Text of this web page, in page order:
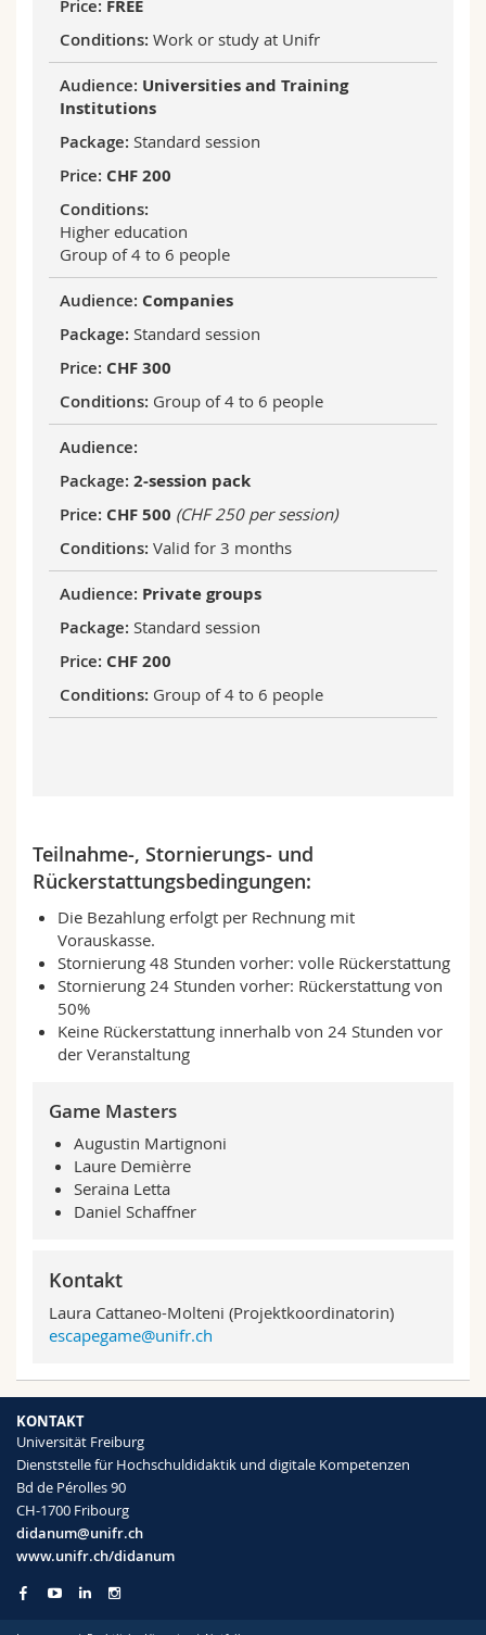
FREE
Work or study at Unifr
Universities and Training
Institutions
Standard session
CHF 200
Higher education
Group of 4 to 6 people
Companies
Standard session
CHF 300
Group of 4 to 6 people
2-session pack
CHF 500 (CHF 250 per session)
Valid for 3 months
Private groups
Standard session
CHF 200
Group of 4 to 6 people
Teilnahme-, Stornierungs- und
Rückerstattungsbedingungen:
Die Bezahlung erfolgt per Rechnung mit
Vorauskasse.
Stornierung 48 Stunden vorher: volle Rückerstattung
Stornierung 24 Stunden vorher: Rückerstattung von
50%
Keine Rückerstattung innerhalb von 24 Stunden vor
der Veranstaltung
Game Masters
Augustin Martignoni
Laure Demièrre
Seraina Letta
Daniel Schaffner
Kontakt
Laura Cattaneo-Molteni (Projektkoordinatorin)
escapegame@unifr.ch
KONTAKT
Universität Freiburg
Dienststelle für Hochschuldidaktik und digitale Kompetenzen
Bd de Pérolles 90
CH-1700 Fribourg
didanum@unifr.ch
www.unifr.ch/didanum